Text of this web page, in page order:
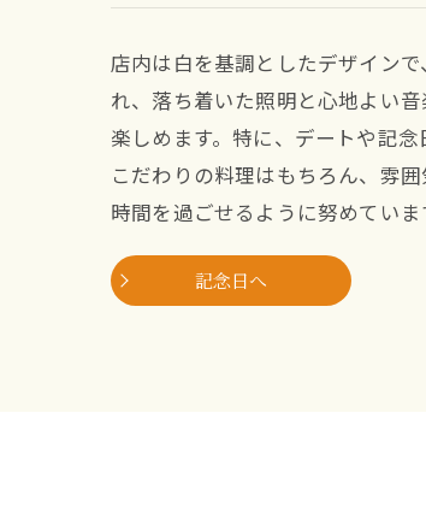
店内は白を基調としたデザイン
れ、落ち着いた照明と心地よい
楽しめます。特に、デートや記
こだわりの料理はもちろん、雰
時間を過ごせるように努めていま
記念日へ